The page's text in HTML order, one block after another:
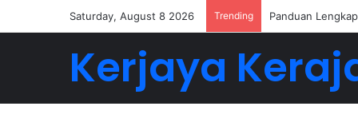
Saturday, August 8 2026 Trending Panduan
Kerjaya